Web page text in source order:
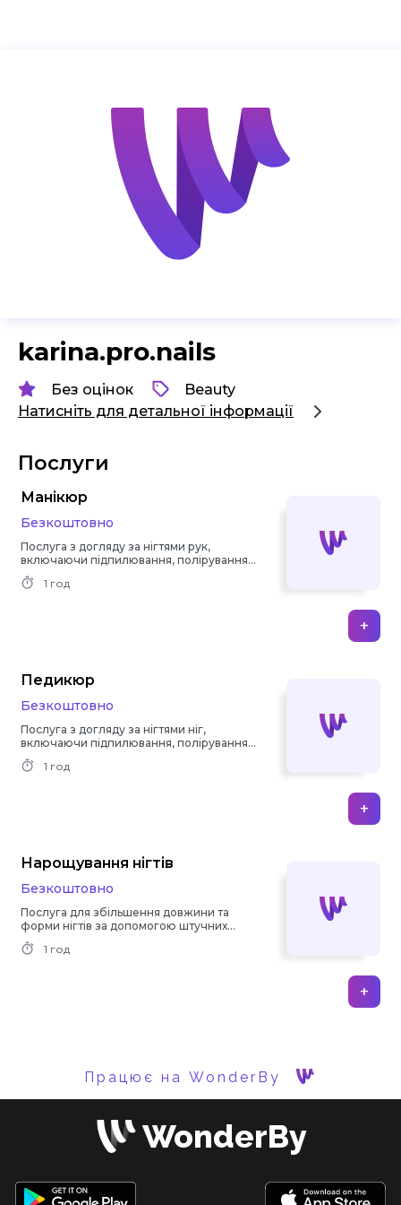
karina.pro.nails
Без оцінок
Beauty
Натисніть для детальної інформації
Послуги
Манікюр
Безкоштовно
Послуга з догляду за нігтями рук,
включаючи підпилювання, полірування,
нанесення лаку та інші процедури.
1 год
+
Педикюр
Безкоштовно
Послуга з догляду за нігтями ніг,
включаючи підпилювання, полірування,
нанесення лаку та інші процедури.
1 год
+
Нарощування нігтів
Безкоштовно
Послуга для збільшення довжини та
форми нігтів за допомогою штучних
матеріалів.
1 год
+
Працює на WonderBy
WonderBy